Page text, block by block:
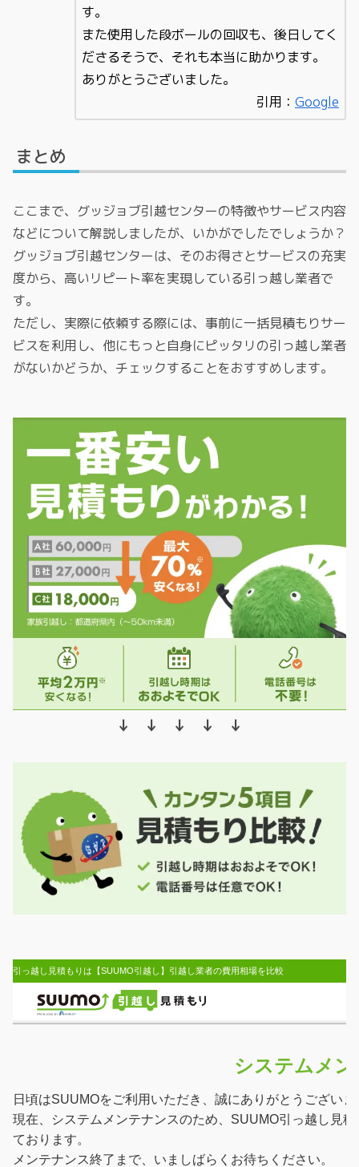
す。
また使用した段ボールの回収も、後日してく
ださるそうで、それも本当に助かります。
ありがとうございました。
引用： Google
まとめ
ここまで、グッジョブ引越センターの特徴やサービス内容
などについて解説しましたが、いかがでしたでしょうか？
グッジョブ引越センターは、そのお得さとサービスの充実
度から、高いリピート率を実現している引っ越し業者で
す。
ただし、実際に依頼する際には、事前に一括見積もりサー
ビスを利用し、他にもっと自身にピッタリの引っ越し業者
がないかどうか、チェックすることをおすすめします。
↓ ↓ ↓ ↓ ↓